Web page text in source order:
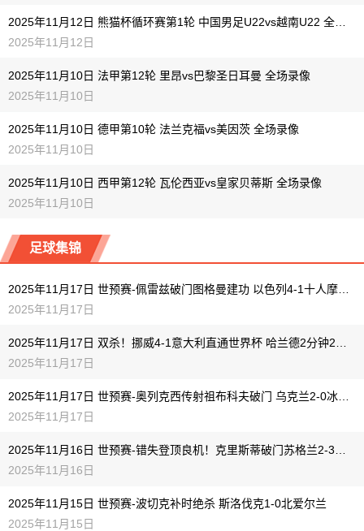
2025年11月12日
2025年11月10日 法甲第12轮 里昂vs巴黎圣日耳曼 全场录像
2025年11月10日
2025年11月10日 德甲第10轮 法兰克福vs美因茨 全场录像
2025年11月10日
2025年11月10日 西甲第12轮 瓦伦西亚vs皇家贝蒂斯 全场录像
2025年11月10日
足球集锦
2025年11月17日
2025年11月17日
2025年11月17日
2025年11月16日
2025年11月15日 世预赛-波切克补时绝杀 斯洛伐克1-0北爱尔兰
2025年11月15日